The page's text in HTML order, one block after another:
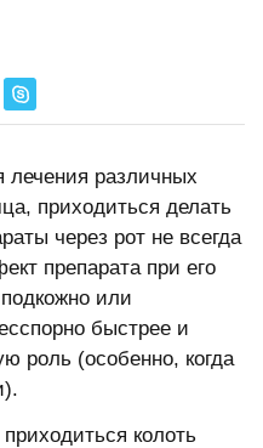
лечения различных
приходиться делать
через рот не всегда
препарата при его
или
быстрее и
роль (особенно, когда
колоть